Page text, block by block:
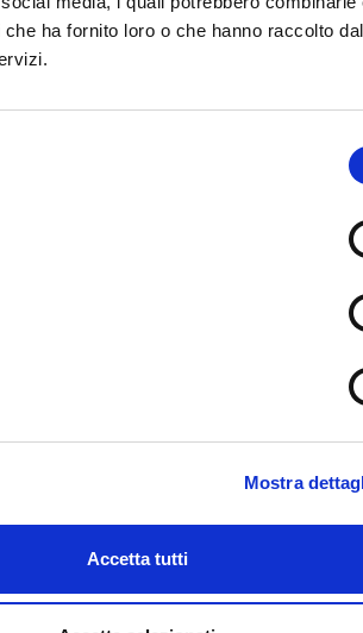
ha fornito loro o che hanno raccolto
Mostra
Accetta tutti
Allegato 04 - Spazi a
Allegato 05 - Piano di